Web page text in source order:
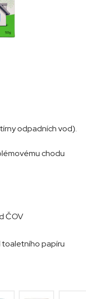
odpadních vod).
chodu
ČOV
toaletního papíru